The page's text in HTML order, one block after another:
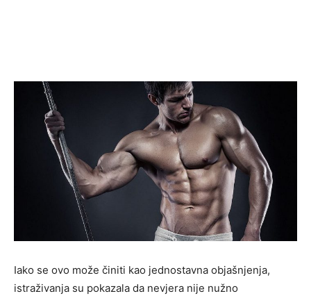
Iako se ovo može činiti kao jednostavna objašnjenja,
istraživanja su pokazala da nevjera nije nužno